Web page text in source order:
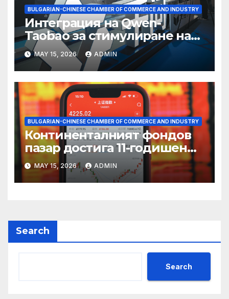
BULGARIAN-CHINESE CHAMBER OF COMMERCE AND INDUSTRY
Интеграция на Qwen-
Taobao за стимулиране на
пазаруването 618
MAY 15, 2026 ADMIN
BULGARIAN-CHINESE CHAMBER OF COMMERCE AND INDUSTRY
Континенталният фондов
пазар достига 11-годишен
връх
MAY 15, 2026 ADMIN
Search
Search